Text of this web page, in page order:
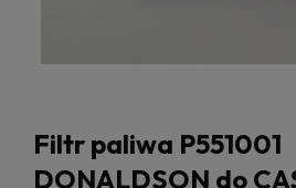
Filtr paliwa P551001
DONALDSON do